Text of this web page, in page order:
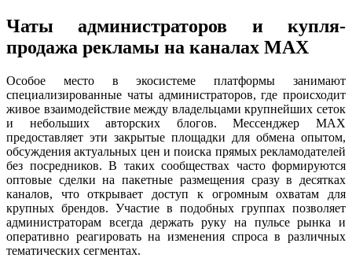
Чаты администраторов и купля-
продажа рекламы на каналах MAX
Особое место в экосистеме платформы занимают
специализированные чаты администраторов, где происходит
живое взаимодействие между владельцами крупнейших сеток
и небольших авторских блогов. Мессенджер MAX
предоставляет эти закрытые площадки для обмена опытом,
обсуждения актуальных цен и поиска прямых рекламодателей
без посредников. В таких сообществах часто формируются
оптовые сделки на пакетные размещения сразу в десятках
каналов, что открывает доступ к огромным охватам для
крупных брендов. Участие в подобных группах позволяет
администраторам всегда держать руку на пульсе рынка и
оперативно реагировать на изменения спроса в различных
тематических сегментах.